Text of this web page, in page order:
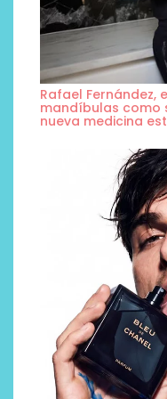
Rafael Fernández,
mandíbulas como
nueva medicina